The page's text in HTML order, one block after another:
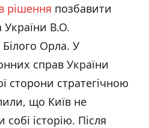
Офіс президента України / 20.06.2026
рішення позбавити
України В.О.
Орла. У
справ України
сторони стратегічною
що Київ не
історію. Після